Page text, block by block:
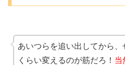
あいつらを追い出してから
くらい変えるのが筋だろ！ 当